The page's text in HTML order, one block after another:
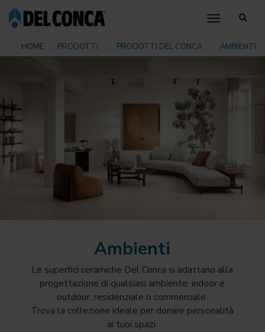
toggle
HOME PRODOTTI PRODOTTI DEL CONCA AMBIENTI
Ambienti
Le superfici ceramiche Del Conca si adattano alla
progettazione di qualsiasi ambiente: indoor e
outdoor, residenziale o commerciale.
Trova la collezione ideale per donare personalità
ai tuoi spazi.